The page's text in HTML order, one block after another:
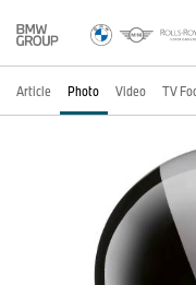
Article Photo Video TV